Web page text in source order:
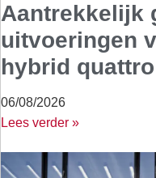
Aantrekkelijk
uitvoeringen
hybrid quattro
06/08/2026
Lees verder »